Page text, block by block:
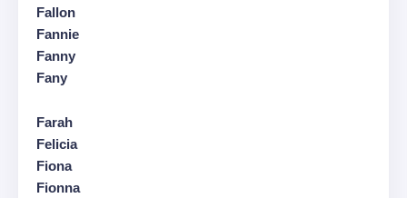
Fallon
Fannie
Fanny
Fany
Farah
Felicia
Fiona
Fionna